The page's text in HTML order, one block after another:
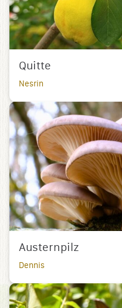
Quitte
Nesrin
Austernpilz
Dennis